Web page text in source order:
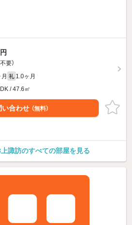
要）
礼 1.0ヶ月
/ 47.6㎡
い合わせ （無料）
諏訪のすべての部屋を見る